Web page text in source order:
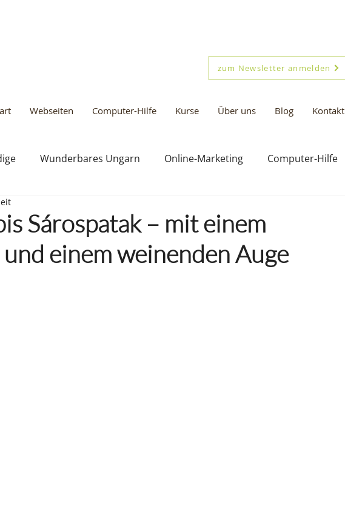
zum Newsletter anmelden
Webseiten Computer-Hilfe Kurse Über uns Blog Kontakt
Wunderbares Ungarn Online-Marketing Computer-Hilfe
Sárospatak – mit einem
einem weinenden Auge